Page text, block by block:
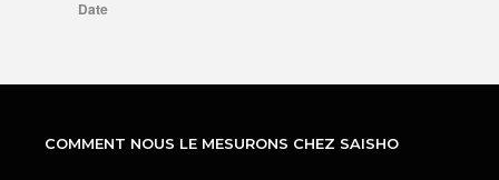
COMMENT NOUS LE MESURONS CHEZ SAISHO